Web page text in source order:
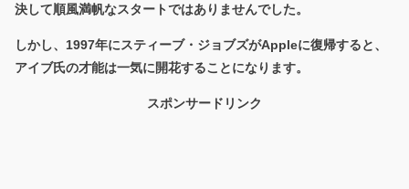
決して順風満帆なスタートではありませんでした。
しかし、1997年にスティーブ・ジョブズがAppleに復帰すると、
アイブ氏の才能は一気に開花することになります。
スポンサードリンク